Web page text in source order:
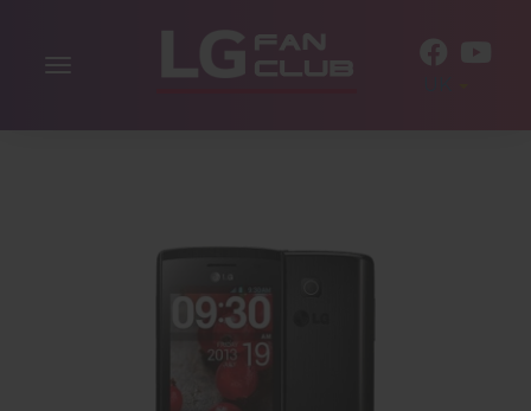
Включити